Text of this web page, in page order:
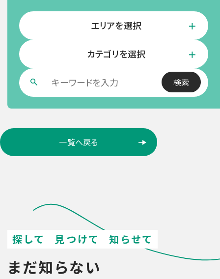
エリアを選択
カテゴリを選択
ケ
一覧へ戻る
探して 見つけて 知らせて
まだ知らない